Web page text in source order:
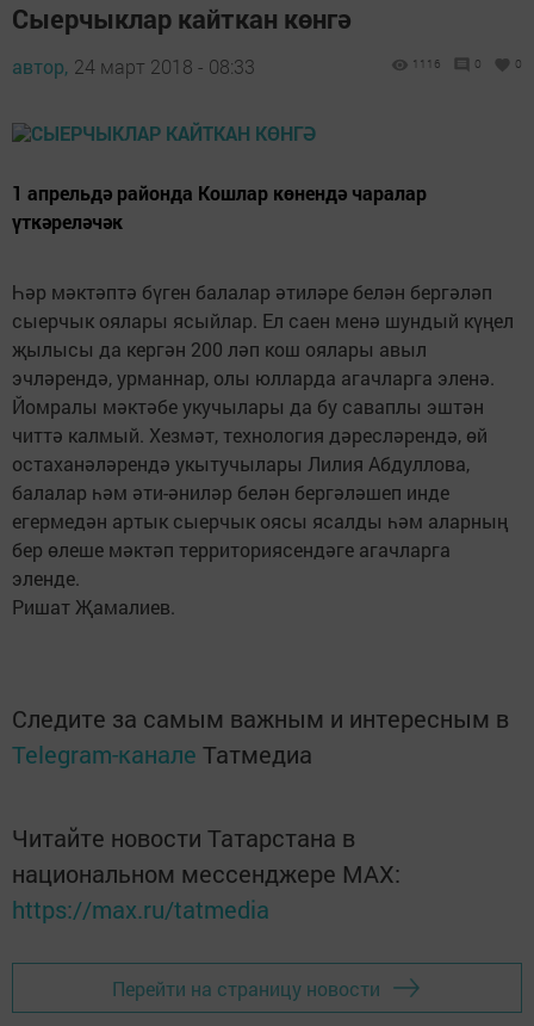
Сыерчыклар кайткан көнгә
автор, 24 март 2018 - 08:33 1116 0 0
1 апрельдә районда Кошлар көнендә чаралар
үткәреләчәк
Һәр мәктәптә бүген балалар әтиләре белән бергәләп
сыерчык оялары ясыйлар. Ел саен менә шундый күңел
җылысы да кергән 200 ләп кош оялары авыл
эчләрендә, урманнар, олы юлларда агачларга эленә.
Йомралы мәктәбе укучылары да бу саваплы эштән
читтә калмый. Хезмәт, технология дәресләрендә, өй
остаханәләрендә укытучылары Лилия Абдуллова,
балалар һәм әти-әниләр белән бергәләшеп инде
егермедән артык сыерчык оясы ясалды һәм аларның
бер өлеше мәктәп территориясендәге агачларга
эленде.
Ришат Җамалиев.
Следите за самым важным и интересным в
Telegram-канале Татмедиа
Читайте новости Татарстана в
национальном мессенджере MАХ:
https://max.ru/tatmedia
Перейти на страницу новости